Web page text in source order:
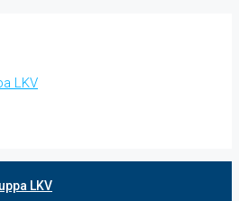
LKV